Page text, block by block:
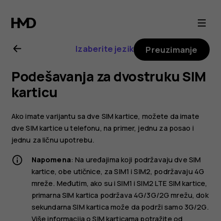
Nokia
2.1
uputstvo
za
korisnika
Izaberite jezik Preuzimanje
Podešavanja za dvostruku SIM
karticu
Ako imate varijantu sa dve SIM kartice, možete da imate
dve SIM kartice u telefonu, na primer, jednu za posao i
jednu za ličnu upotrebu.
Napomena: Na uređajima koji podržavaju dve SIM
kartice, obe utičnice, za SIM1 i SIM2, podržavaju 4G
mreže. Međutim, ako su i SIM1 i SIM2 LTE SIM kartice,
primarna SIM kartica podržava 4G/3G/2G mrežu, dok
sekundarna SIM kartica može da podrži samo 3G/2G.
Više informacija o SIM karticama potražite od